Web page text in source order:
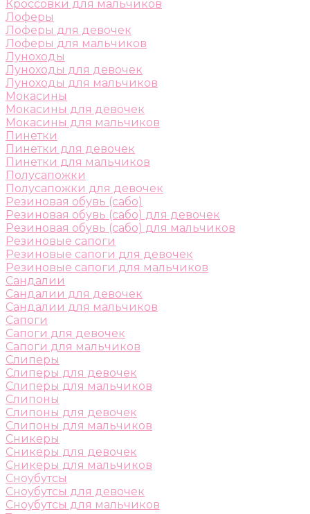
Кроссовки для мальчиков
Лоферы
Лоферы для девочек
Лоферы для мальчиков
Луноходы
Луноходы для девочек
Луноходы для мальчиков
Мокасины
Мокасины для девочек
Мокасины для мальчиков
Пинетки
Пинетки для девочек
Пинетки для мальчиков
Полусапожки
Полусапожки для девочек
Резиновая обувь (сабо)
Резиновая обувь (сабо) для девочек
Резиновая обувь (сабо) для мальчиков
Резиновые сапоги
Резиновые сапоги для девочек
Резиновые сапоги для мальчиков
Сандалии
Сандалии для девочек
Сандалии для мальчиков
Сапоги
Сапоги для девочек
Сапоги для мальчиков
Слиперы
Слиперы для девочек
Слиперы для мальчиков
Слипоны
Слипоны для девочек
Слипоны для мальчиков
Сникеры
Сникеры для девочек
Сникеры для мальчиков
Сноубутсы
Сноубутсы для девочек
Сноубутсы для мальчиков